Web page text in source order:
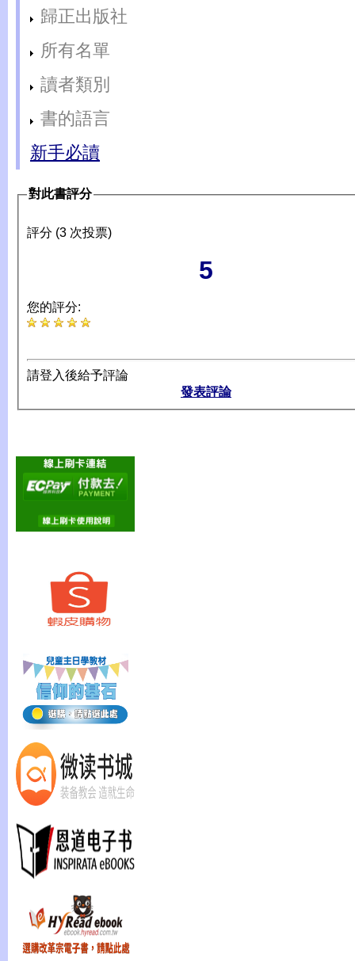
歸正出版社
所有名單
讀者類別
書的語言
新手必讀
對此書評分
評分 (3 次投票)
5
您的評分:
請登入後給予評論
發表評論